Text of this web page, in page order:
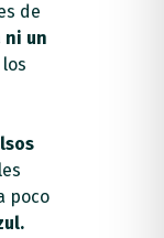
de
ni un
poco